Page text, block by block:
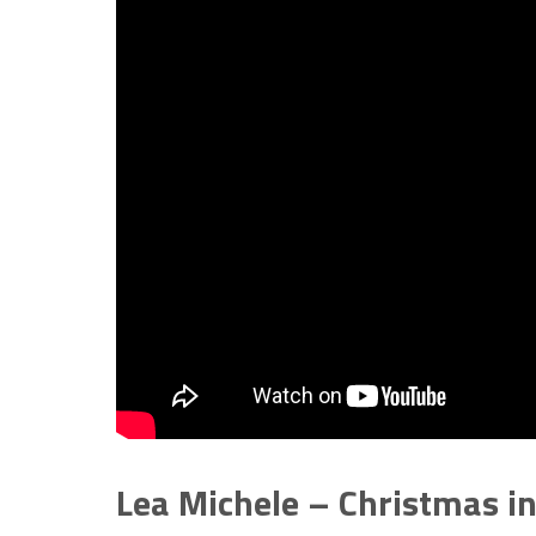
Lea Michele – Christmas